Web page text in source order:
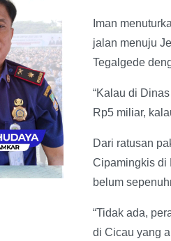
Iman
jalan menuju
Tegalgede
“Kalau di
Rp5 miliar,
Dari ratusan
Cipamingkis di
belum
“Tidak ada,
di Cicau yang